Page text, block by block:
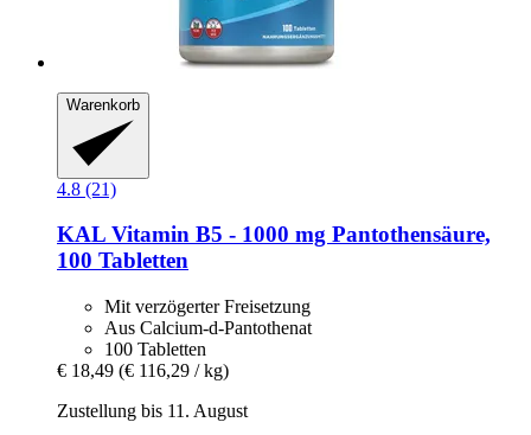
Warenkorb
4.8 (21)
KAL Vitamin B5 -​ 1000 mg Pantothensäure,
100 Tabletten
Mit verzögerter Freisetzung
Aus Calcium-d-Pantothenat
100 Tabletten
€ 18,49 (€ 116,29 / kg)
Zustellung bis 11. August